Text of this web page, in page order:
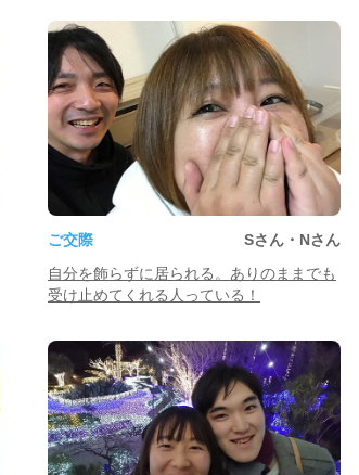
ご交際
Sさん・Nさん
自分を飾らずに居られる。ありのままでも
受け止めてくれる人っている！